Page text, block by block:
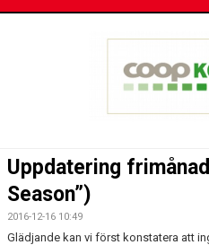
TRUPPEN
SERIER
Uppdatering
Season”)
2016-12-16 10:49
Glädjande kan vi först konstatera att